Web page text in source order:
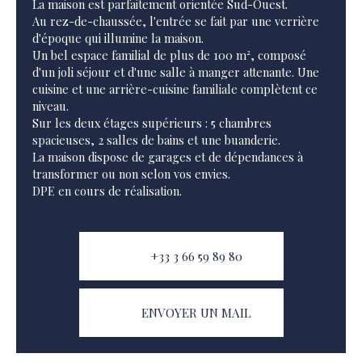
La maison est parfaitement orientée Sud-Ouest.
Au rez-de-chaussée, l'entrée se fait par une verrière
d'époque qui illumine la maison.
Un bel espace familial de plus de 100 m², composé
d'un joli séjour et d'une salle à manger attenante. Une
cuisine et une arrière-cuisine familiale complètent ce
niveau.
Sur les deux étages supérieurs : 5 chambres
spacieuses, 2 salles de bains et une buanderie.
La maison dispose de garages et de dépendances à
transformer ou non selon vos envies.
DPE en cours de réalisation.
+33 3 66 59 89 80
ENVOYER UN MAIL